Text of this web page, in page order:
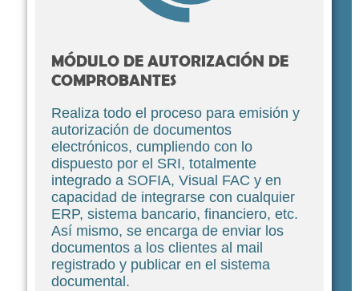
MÓDULO DE AUTORIZACIÓN DE
COMPROBANTES
Realiza todo el proceso para emisión y
autorización de documentos
electrónicos, cumpliendo con lo
dispuesto por el SRI, totalmente
integrado a SOFIA, Visual FAC y en
capacidad de integrarse con cualquier
ERP, sistema bancario, financiero, etc.
Así mismo, se encarga de enviar los
documentos a los clientes al mail
registrado y publicar en el sistema
documental.